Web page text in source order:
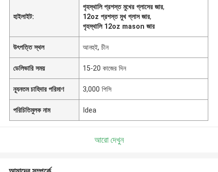
হাইলাইট:
গৃহস্থালি প্রশস্ত মুখের গ্লাসের জার,
12oz প্রশস্ত মুখ গ্লাস জার,
গৃহস্থালি 12oz mason জার
উৎপত্তি স্থল আনহুই, চীন
ডেলিভারি সময় 15-20 কাজের দিন
ন্যূনতম চাহিদার পরিমাণ 3,000 পিসি
পরিচিতিমুলক নাম Idea
আরো দেখুন